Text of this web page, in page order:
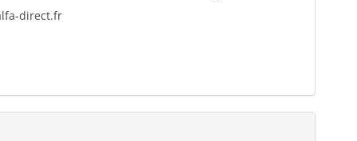
direct.fr